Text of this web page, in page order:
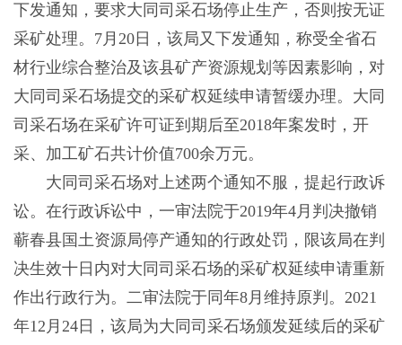
下发通知，要求大同司采石场停止生产，否则按无证
采矿处理。7月20日，该局又下发通知，称受全省石
材行业综合整治及该县矿产资源规划等因素影响，对
大同司采石场提交的采矿权延续申请暂缓办理。大同
司采石场在采矿许可证到期后至2018年案发时，开
采、加工矿石共计价值700余万元。
大同司采石场对上述两个通知不服，提起行政诉
讼。在行政诉讼中，一审法院于2019年4月判决撤销
蕲春县国土资源局停产通知的行政处罚，限该局在判
决生效十日内对大同司采石场的采矿权延续申请重新
作出行政行为。二审法院于同年8月维持原判。2021
年12月24日，该局为大同司采石场颁发延续后的采矿